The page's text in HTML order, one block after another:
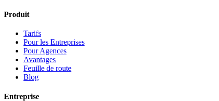
Produit
Tarifs
Pour les Entreprises
Pour Agences
Avantages
Feuille de route
Blog
Entreprise